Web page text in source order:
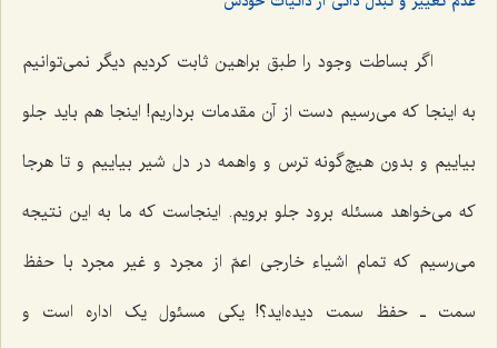
اگر بساطت وجود را طبق براهین ثابت کردیم دیگر نمى‌توانیم
به اینجا که مى‌رسیم دست از آن مقدمات برداریم! اینجا هم باید جلو
بیاییم و بدون هیچ‌گونه ترس و واهمه در دل شیر بیاییم و تا هرجا
که مى‌خواهد مسئله برود جلو برویم. اینجاست که ما به این نتیجه
مى‌رسیم که تمام اشیاء خارجى اعمّ از مجرد و غیر مجرد با حفظ
سمت ـ حفظ سمت دیده‌اید؟! یکى مسئول یک اداره است و